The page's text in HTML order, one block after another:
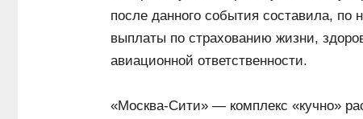
после данного события составила,
выплаты по страхованию жизни,
авиационной ответственности.
«Москва-Сити» — комплекс «кучно»